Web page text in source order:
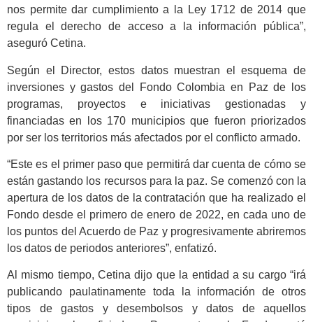
nos permite dar cumplimiento a la Ley 1712 de 2014 que
regula el derecho de acceso a la información pública”,
aseguró Cetina.
Según el Director, estos datos muestran el esquema de
inversiones y gastos del Fondo Colombia en Paz de los
programas, proyectos e iniciativas gestionadas y
financiadas en los 170 municipios que fueron priorizados
por ser los territorios más afectados por el conflicto armado.
“Este es el primer paso que permitirá dar cuenta de cómo se
están gastando los recursos para la paz. Se comenzó con la
apertura de los datos de la contratación que ha realizado el
Fondo desde el primero de enero de 2022, en cada uno de
los puntos del Acuerdo de Paz y progresivamente abriremos
los datos de periodos anteriores”, enfatizó.
Al mismo tiempo, Cetina dijo que la entidad a su cargo “irá
publicando paulatinamente toda la información de otros
tipos de gastos y desembolsos y datos de aquellos